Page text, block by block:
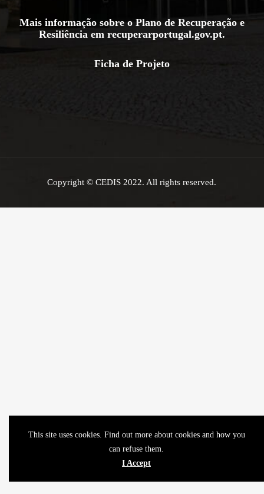
Mais informação sobre o Plano de Recuperação e
Resiliência em recuperarportugal.gov.pt.
Ficha de Projeto
Copyright © CEDIS 2022. All rights reserved.
This site uses cookies. Find out more about cookies and how you
can refuse them.
I Accept